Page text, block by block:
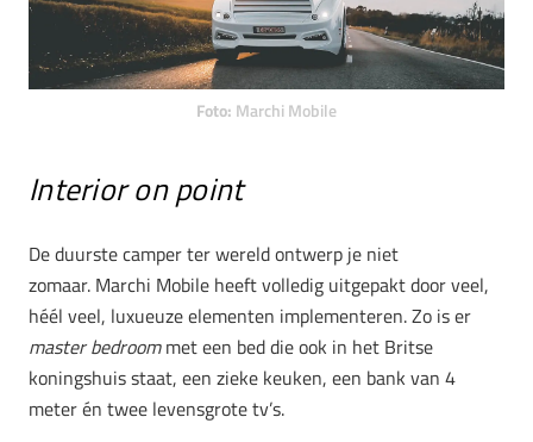
Foto: Marchi Mobile
Interior on point
De duurste camper ter wereld ontwerp je niet
zomaar. Marchi Mobile heeft volledig uitgepakt door veel,
héél veel, luxueuze elementen implementeren. Zo is er
master bedroommet een bed die ook in het Britse
koningshuis staat, een zieke keuken, een bank van 4
meter én twee levensgrote tv’s.